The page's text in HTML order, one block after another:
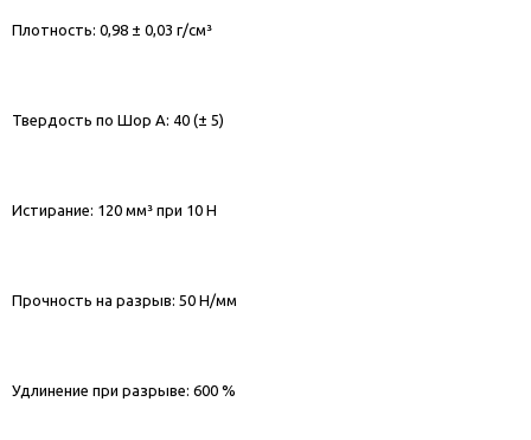
Плотность: 0,98 ± 0,03 г/см³
Твердость по Шор А: 40 (± 5)
Истирание: 120 мм³ при 10 Н
Прочность на разрыв: 50 Н/мм
Удлинение при разрыве: 600 %